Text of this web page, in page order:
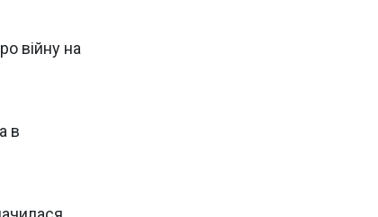
війну на
в